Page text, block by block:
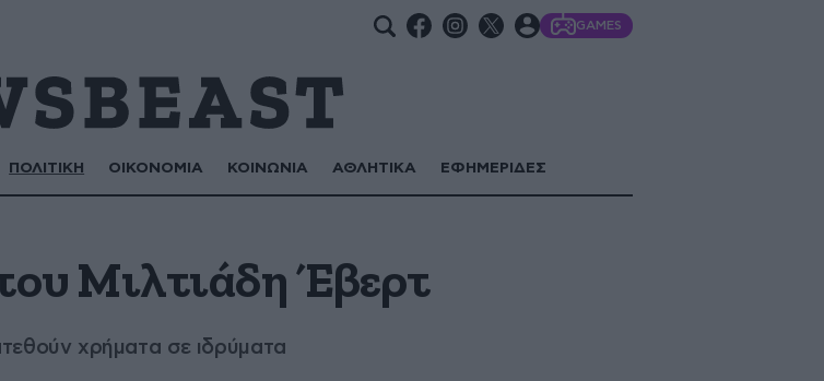
GAMES
ΠΟΛΙΤΙΚΗ ΟΙΚΟΝΟΜΙΑ ΚΟΙΝΩΝΙΑ ΑΘΛΗΤΙΚΑ ΕΦΗΜΕΡΙΔΕΣ
Μιλτιάδη Έβερτ
χρήματα σε ιδρύματα